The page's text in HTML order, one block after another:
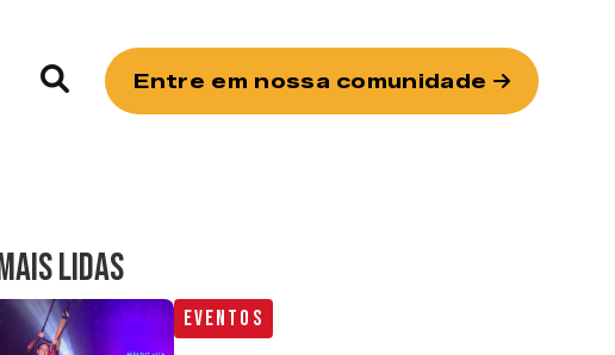
Entre em nossa comunidade
LIDAS
Eventos